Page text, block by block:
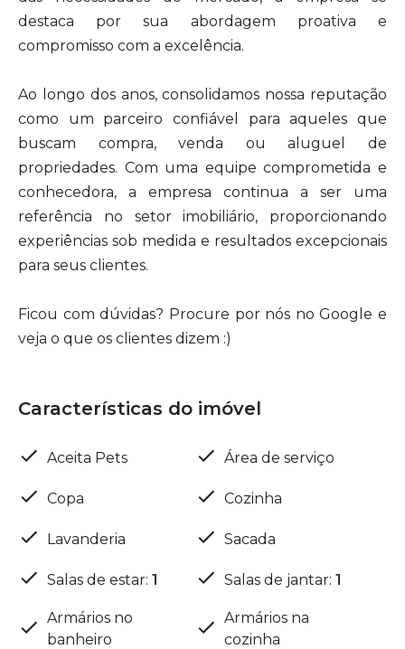
destaca por sua abordagem proativa e
compromisso com a excelência.
Ao longo dos anos, consolidamos nossa reputação
como um parceiro confiável para aqueles que
buscam compra, venda ou aluguel de
propriedades. Com uma equipe comprometida e
conhecedora, a empresa continua a ser uma
referência no setor imobiliário, proporcionando
experiências sob medida e resultados excepcionais
para seus clientes.
Ficou com dúvidas? Procure por nós no Google e
veja o que os clientes dizem :)
Características do imóvel
Aceita Pets Área de serviço
Copa Cozinha
Lavanderia Sacada
Salas de estar: 1 Salas de jantar: 1
Armários no
banheiro
Armários na
cozinha